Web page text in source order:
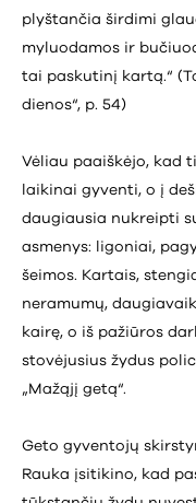
plyštančia širdimi
myluodamos ir
tai paskutinį kartą.“
dienos“, p. 54)
Vėliau paaiškėjo, kad
laikinai gyventi, o į
daugiausia nukreipti
asmenys: ligoniai,
šeimos. Kartais,
neramumų,
kairę, o iš pažiūros
stovėjusius žydus
„Mažąjį getą“.
Geto gyventojų
Rauka įsitikino, kad